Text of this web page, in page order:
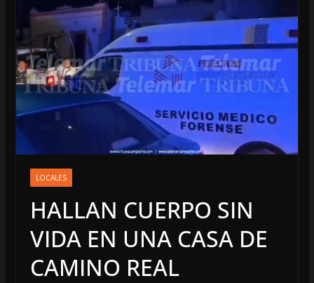
LOCALES
HALLAN CUERPO SIN
VIDA EN UNA CASA DE
CAMINO REAL